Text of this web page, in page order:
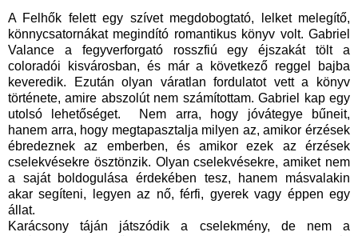
A Felhők felett egy szívet megdobogtató, lelket melegítő,
könnycsatornákat megindító romantikus könyv volt. Gabriel
Valance a fegyverforgató rosszfiú egy éjszakát tölt a
coloradói kisvárosban, és már a következő reggel bajba
keveredik. Ezután olyan váratlan fordulatot vett a könyv
története, amire abszolút nem számítottam. Gabriel kap egy
utolsó lehetőséget. Nem arra, hogy jóvátegye bűneit,
hanem arra, hogy megtapasztalja milyen az, amikor érzések
ébredeznek az emberben, és amikor ezek az érzések
cselekvésekre ösztönzik. Olyan cselekvésekre, amiket nem
a saját boldogulása érdekében tesz, hanem másvalakin
akar segíteni, legyen az nő, férfi, gyerek vagy éppen egy
állat.
Karácsony táján játszódik a cselekmény, de nem a